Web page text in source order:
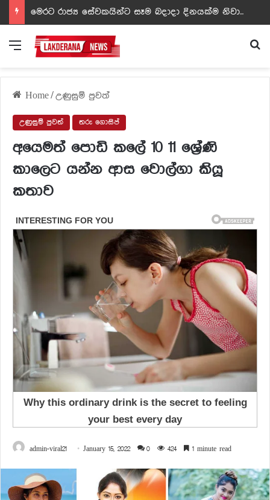
ඩඩ්ලිට දෙවෙනි නොවූ රත්න සහල් අධිපති..- PHOTOS
Menu
Home/උණුසුම් පුවත්
උණුසුම් පුවත් තරු ගොසිප්
අයෙමත් පොඩි කලේ 10 11 ශ්‍රේණි
කාලෙට යන්න ආස වොල්ගා කියූ
කතාව
admin-viral21 January 15, 2022 0 424 1 minute read